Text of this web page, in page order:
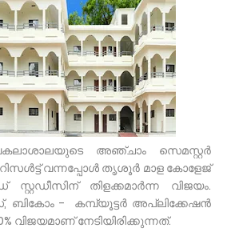
അഞ്ചാം സെമസ്റ്റർ
വന്നപ്പോൾ തൃശൂർ മാള കോളേജ്
തിളക്കമാർന്ന വിജയം.
ബികോം - കമ്പ്യൂട്ടർ അപ്ലിക്കേഷൻ
വിജയമാണ് നേടിയിരിക്കുന്നത്.